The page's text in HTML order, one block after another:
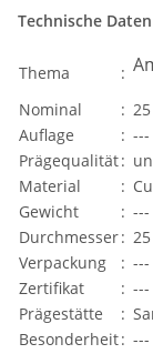
Technische Daten
Thema :
Nominal :
Auflage
: ---
Prägequalität:
Material
:
Gewicht
: ---
Durchmesser:
Verpackung
: ---
Zertifikat
: ---
Prägestätte
:
Besonderheit: ---